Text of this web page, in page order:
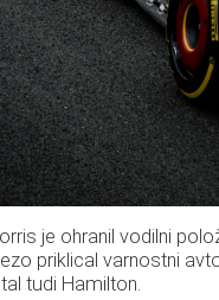
je ohranil vodilni
priklical varnostni
tudi Hamilton.